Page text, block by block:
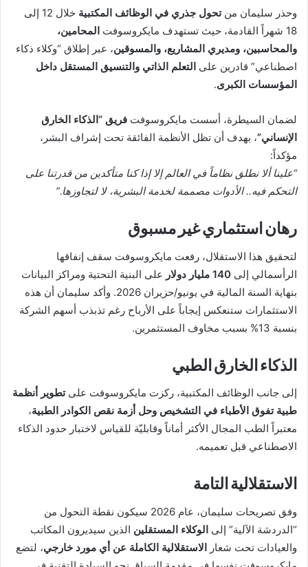
وحذر سليمان منتحول جذري في الوظائف المكتبية
خلال 12 إلى
18 شهراً القادمة، حيث تستهدف مايكروسوفت
المحامين،
والمحاسبين، ومديري المشاريع، والمسوقين، عبر إطلاق “وكلاء ذكاء
اصطناعي” قادرين على التعلم الذاتي والتنسيق المستقل داخل
المؤسسات الكبرى.
لضمان السيطرة، أسست مايكروسوفت فريق “الذكاء الخارق
الإنساني”، بهدف أن تظل الأنظمة الفائقة تحت إشراف البشر،
مؤكداً:
“علينا ألا نطلق نظاماً في العالم إلا إذا كنا متأكدين من قدرتنا على
التحكم فيه.. الأدوات مصممة لخدمة البشرية، لا لتجاوزها.”
رهان استثماري غير مسبوق
لتحقيق هذا الاستقلال، رفعت مايكروسوفت سقف إنفاقها
الرأسمالي إلى 140 مليار دولار
على البنية التحتية ومراكز البيانات
بنهاية السنة المالية في يونيو/حزيران 2026. وأكد سليمان أن هذه
الاستثمارات ستنعكس إيجاباً على الأرباح رغم تذبذب أسهم الشركة
بنسبة 13% بسبب مخاوف المستثمرين.
الذكاء الخارق الطبي
إلى جانب الوظائف المكتبية، ركزت مايكروسوفت علىتطوير أنظمة
طبية تفوق الأطباء في التشخيص وحل أزمة نقص الكوادر الطبية،
معتبراً الطب المجال الأكثر أماناً وقابليّة للقياس لاختبار حدود الذكاء
الاصطناعي قبل تعميمه.
الاستقلالية التامة
وفق تصريحات سليمان، عام 2026 سيكون نقطة التحول من
“الدردشة الآلية” إلى الوكلاء المستقلين الذين سيديرون المكاتب
والعيادات تحت شعار الاستقلالية الكاملة عن أي مورد خارجي، لتضع